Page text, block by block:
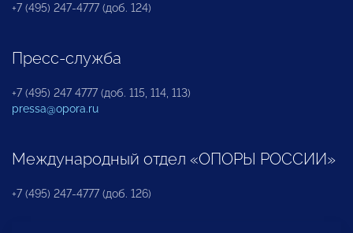
+7 (495) 247-4777 (доб. 124)
Пресс-служба
+7 (495) 247 4777 (доб. 115, 114, 113)
pressa@opora.ru
Международный отдел «ОПОРЫ РОССИИ»
+7 (495) 247-4777 (доб. 126)